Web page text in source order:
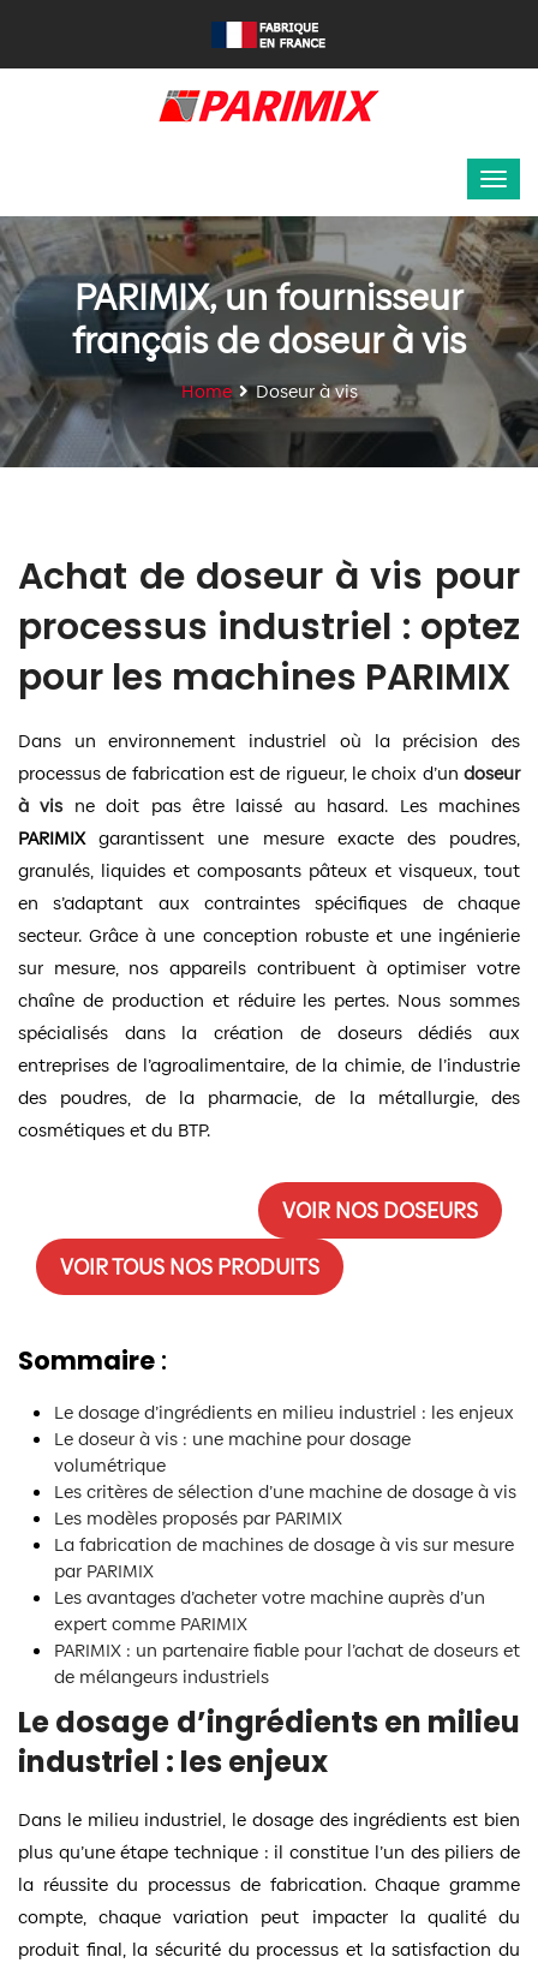
PARIMIX, un fournisseur
français de doseur à vis
Home Doseur à vis
Achat de doseur à vis pour
processus industriel : optez
pour les machines PARIMIX
Dans un environnement industriel où la précision des
processus de fabrication est de rigueur, le choix d’un doseur
à visne doit pas être laissé au hasard. Les machines
PARIMIXgarantissent une mesure exacte des poudres,
granulés, liquides et composants pâteux et visqueux, tout
en s’adaptant aux contraintes spécifiques de chaque
secteur. Grâce à une conception robuste et une ingénierie
sur mesure, nos appareils contribuent à optimiser votre
chaîne de production et réduire les pertes. Nous sommes
spécialisés dans la création de doseurs dédiés aux
entreprises de l’agroalimentaire, de la chimie, de l’industrie
des poudres, de la pharmacie, de la métallurgie, des
cosmétiques et du BTP.
VOIR NOS DOSEURS
VOIR TOUS NOS PRODUITS
Sommaire :
Le dosage d’ingrédients en milieu industriel : les enjeux
Le doseur à vis : une machine pour dosage
volumétrique
Les critères de sélection d’une machine de dosage à vis
Les modèles proposés par PARIMIX
La fabrication de machines de dosage à vis sur mesure
par PARIMIX
Les avantages d’acheter votre machine auprès d’un
expert comme PARIMIX
PARIMIX : un partenaire fiable pour l’achat de doseurs et
de mélangeurs industriels
Le dosage d’ingrédients en milieu
industriel : les enjeux
Dans le milieu industriel, le dosage des ingrédients est bien
plus qu’une étape technique : il constitue l’un des piliers de
la réussite du processus de fabrication. Chaque gramme
compte, chaque variation peut impacter la qualité du
produit final, la sécurité du processus et la satisfaction du